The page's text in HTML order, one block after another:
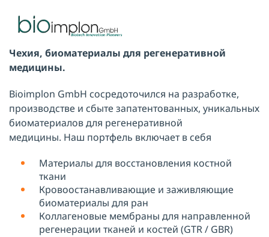
Чехия, биоматериалы для регенеративной
медицины.
Bioimplon GmbH сосредоточился на разработке,
производстве и сбыте запатентованных, уникальных
биоматериалов для регенеративной
медицины. Наш портфель включает в себя
Материалы для восстановления костной
ткани
Кровоостанавливающие и заживляющие
биоматериалы для ран
Коллагеновые мембраны для направленной
регенерации тканей и костей (GTR / GBR)